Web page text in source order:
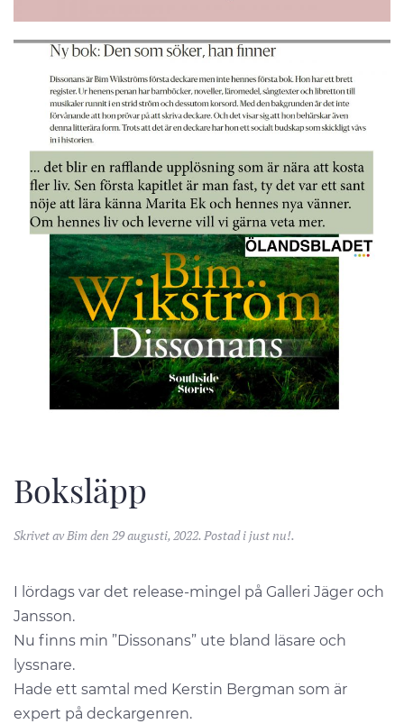
Boksläpp
Skrivet avBimden 29 augusti, 2022. Postad ijust nu!.
I lördags var det release-mingel på Galleri Jäger och
Jansson.
Nu finns min ”Dissonans” ute bland läsare och
lyssnare.
Hade ett samtal med Kerstin Bergman som är
expert på deckargenren.